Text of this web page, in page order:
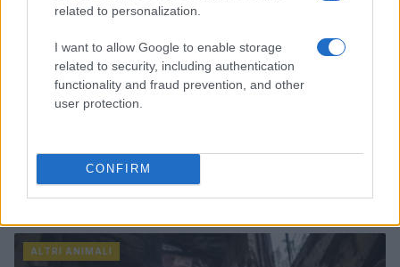
related to personalization.
I want to allow Google to enable storage
related to security, including authentication
functionality and fraud prevention, and other
user protection.
CONFIRM
Crollo a Pistunina: vigili del fuoco al lavoro per trovare
ALTRI ANIMALI